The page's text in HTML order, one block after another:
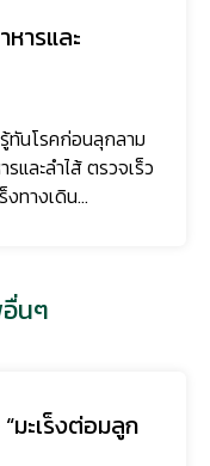
ลือกโรง
โรคไต พยาบาลผู้
สูง
นๆ
วานร